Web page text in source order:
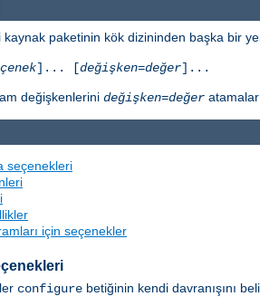
kaynak paketinin kök dizininden başka bir
]... [değişken=değer]...
değişkenlerini değişken=değer
seçenekleri
için seçenekler
configure betiğinin kendi davranışını